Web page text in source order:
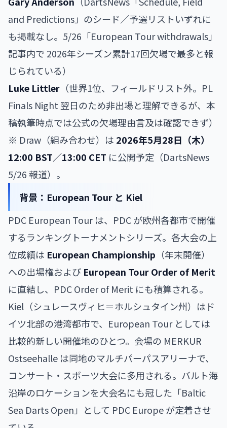
and Predictions」のシード／予選リストいずれに
も掲載なし。5/26「European Tour withdrawals」
記事内で 2026年シーズン累計17回欠場で最多と報
じられている）
Luke Littler （世界1位、フィールドリスト外。PL
Finals Night 翌日のため非出場と理解できるが、本
稿執筆時点では公式の欠場理由言及は確認できず）
※ Draw（組み合わせ）は 2026年5月28日（木）
12:00 BST／13:00 CET に公開予定（DartsNews
5/26 報道）。
背景：European Tour と Kiel
PDC European Tour は、PDC が欧州各都市で開催
するランキングトーナメントシリーズ。各大会の上
位成績は European Championship （年末開催）
への出場権および European Tour Order of Merit
に直結し、PDC Order of Merit にも積算される。
Kiel（シュレースヴィヒ＝ホルシュタイン州）はド
イツ北部の港湾都市で、European Tour としては
比較的新しい開催地のひとつ。会場の MERKUR
Ostseehalle は同地のマルチパーパスアリーナで、
コンサート・スポーツ大会に多用される。バルト海
沿岸のロケーションを大会名にも冠した「Baltic
Sea Darts Open」として PDC Europe が定着させ